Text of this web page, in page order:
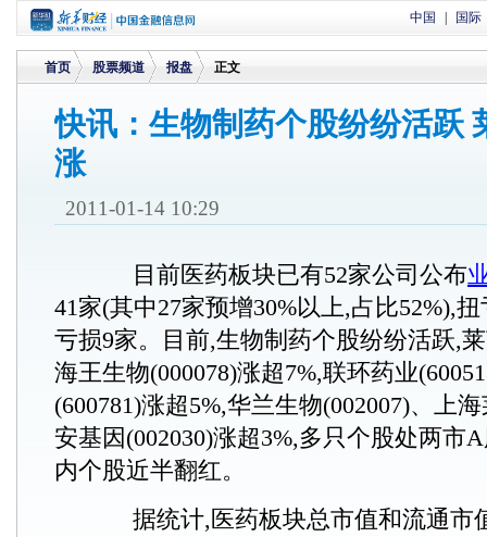
中国 国际
首页
>
股票频道 报盘 正文
快讯：生物制药个股纷纷活跃
涨
2011-01-14 10:29
目前医药板块已有52家公司公布
41家(其中27家预增30%以上,占比52%),
亏损9家。目前,生物制药个股纷纷活跃,
海王生物(000078)涨超7%,联环药业
(600781)涨超5%,华兰生物(002007)、上
安基因(002030)涨超3%,多只个股处两市
内个股近半翻红。
据统计,医药板块总市值和流通市